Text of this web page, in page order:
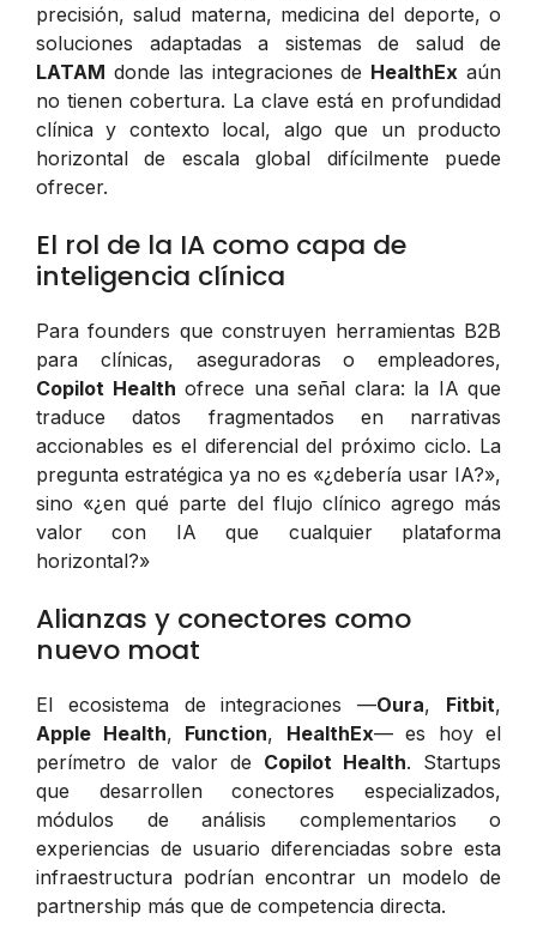
precisión, salud materna, medicina del deporte, o
soluciones adaptadas a sistemas de salud de
LATAM donde las integraciones de HealthEx aún
no tienen cobertura. La clave está en profundidad
clínica y contexto local, algo que un producto
horizontal de escala global difícilmente puede
ofrecer.
El rol de la IA como capa de
inteligencia clínica
Para founders que construyen herramientas B2B
para clínicas, aseguradoras o empleadores,
Copilot Health ofrece una señal clara: la IA que
traduce datos fragmentados en narrativas
accionables es el diferencial del próximo ciclo. La
pregunta estratégica ya no es «¿debería usar IA?»,
sino «¿en qué parte del flujo clínico agrego más
valor con IA que cualquier plataforma
horizontal?»
Alianzas y conectores como
nuevo moat
El ecosistema de integraciones —Oura, Fitbit,
Apple Health, Function, HealthEx— es hoy el
perímetro de valor de Copilot Health. Startups
que desarrollen conectores especializados,
módulos de análisis complementarios o
experiencias de usuario diferenciadas sobre esta
infraestructura podrían encontrar un modelo de
partnership más que de competencia directa.